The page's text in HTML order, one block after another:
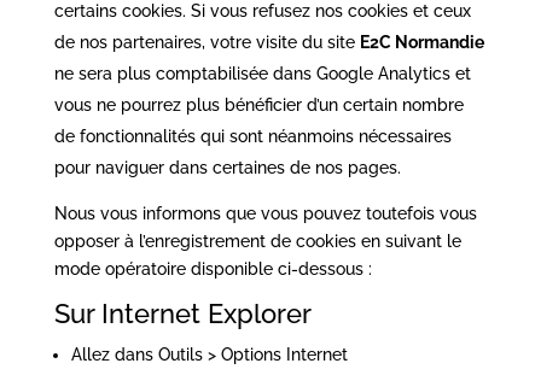
certains cookies. Si vous refusez nos cookies et ceux
de nos partenaires, votre visite du site E2C Normandie
ne sera plus comptabilisée dans Google Analytics et
vous ne pourrez plus bénéficier d’un certain nombre
de fonctionnalités qui sont néanmoins nécessaires
pour naviguer dans certaines de nos pages.
Nous vous informons que vous pouvez toutefois vous
opposer à l’enregistrement de cookies en suivant le
mode opératoire disponible ci-dessous :
Sur Internet Explorer
Allez dans Outils > Options Internet